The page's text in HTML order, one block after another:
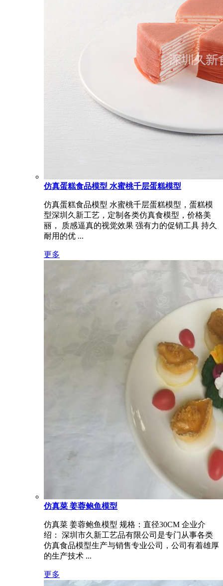
仿真蛋糕食品模型 水蜜桃千层蛋糕模型
仿真蛋糕食品模型 水蜜桃千层蛋糕模型，蛋糕模
型深圳久新工艺，定制各类仿真食模型，价格美
丽， 质感逼真的视觉效果 强有力的促销工具 持久
耐用的优 ...
更多
仿真菜 姜蓉鲍鱼模型
仿真菜 姜蓉鲍鱼模型 规格：直径30CM 企业介
绍： 深圳市久新工艺品有限公司是专门从事各类
仿真食品模型生产与销售专业公司，公司有着雄厚
的生产技术 ...
更多